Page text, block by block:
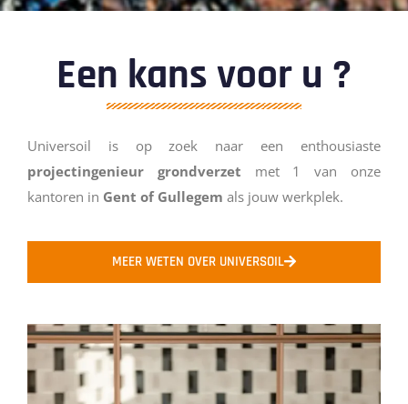
Een kans voor u ?
Universoil is op zoek naar een enthousiaste
projectingenieur grondverzet met 1 van onze
kantoren in Gent of Gullegem als jouw werkplek.
MEER WETEN OVER UNIVERSOIL